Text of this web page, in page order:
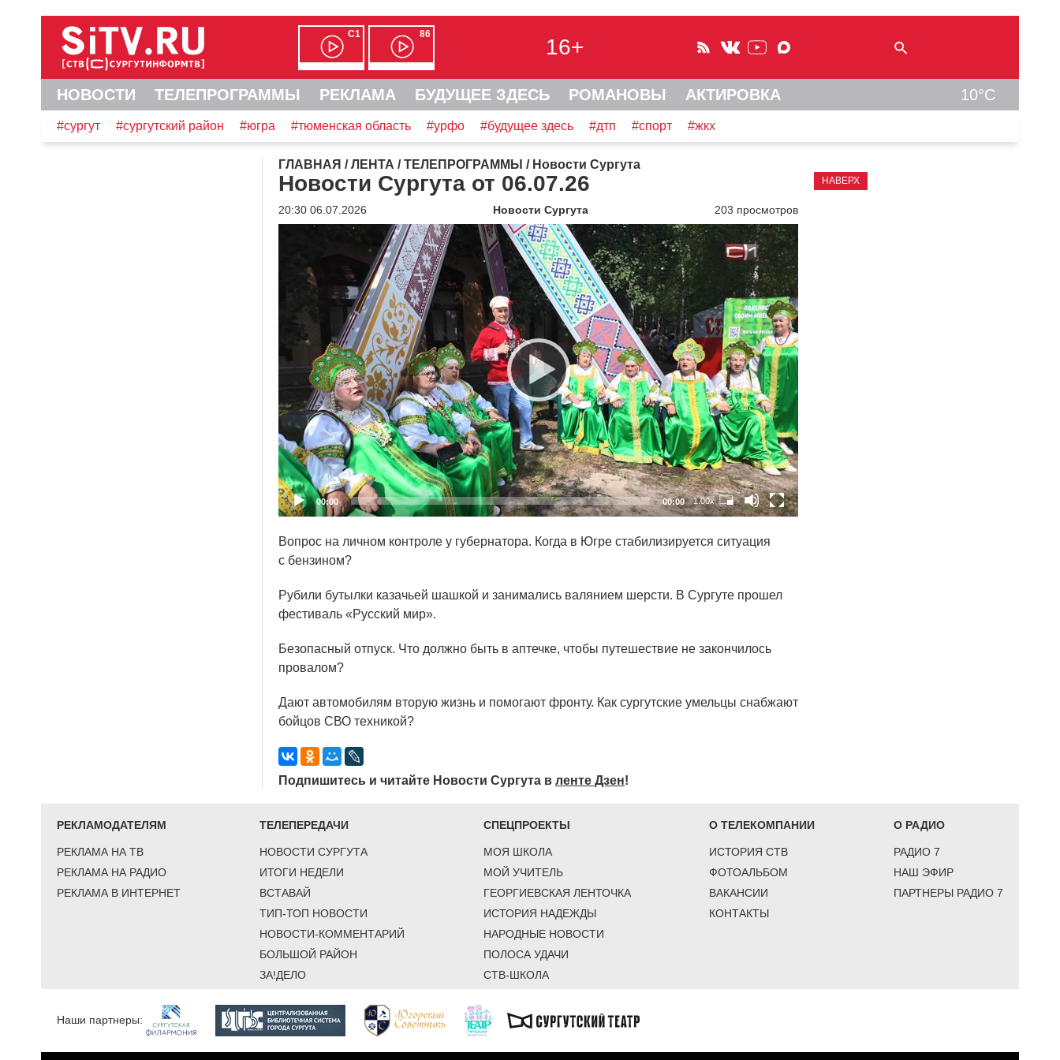
С1 86
16+
НОВОСТИ ТЕЛЕПРОГРАММЫ РЕКЛАМА БУДУЩЕЕ ЗДЕСЬ РОМАНОВЫ АКТИРОВКА 10°C
#сургут #сургутский район #югра #тюменская область #урфо #будущее здесь #дтп #спорт #жкх
ГЛАВНАЯ /ЛЕНТА /ТЕЛЕПРОГРАММЫ / Новости Сургута
Новости Сургута от 06.07.26
20:30 06.07.2026 Новости Сургута 203 просмотров
Видеоплеер
00:00 00:00 1.00x
Вопрос на личном контроле у губернатора. Когда в Югре стабилизируется ситуация
с бензином?
Рубили бутылки казачьей шашкой и занимались валянием шерсти. В Сургуте прошел
фестиваль «Русский мир».
Безопасный отпуск. Что должно быть в аптечке, чтобы путешествие не закончилось
провалом?
Дают автомобилям вторую жизнь и помогают фронту. Как сургутские умельцы снабжают
бойцов СВО техникой?
Подпишитесь и читайте Новости Сургута в ленте Дзен!
НАВЕРХ
РЕКЛАМОДАТЕЛЯМ
РЕКЛАМА НА ТВ
РЕКЛАМА НА РАДИО
РЕКЛАМА В ИНТЕРНЕТ
ТЕЛЕПЕРЕДАЧИ
НОВОСТИ СУРГУТА
ИТОГИ НЕДЕЛИ
ВСТАВАЙ
ТИП-ТОП НОВОСТИ
НОВОСТИ-КОММЕНТАРИЙ
БОЛЬШОЙ РАЙОН
ЗА!ДЕЛО
СПЕЦПРОЕКТЫ
МОЯ ШКОЛА
МОЙ УЧИТЕЛЬ
ГЕОРГИЕВСКАЯ ЛЕНТОЧКА
ИСТОРИЯ НАДЕЖДЫ
НАРОДНЫЕ НОВОСТИ
ПОЛОСА УДАЧИ
СТВ-ШКОЛА
О ТЕЛЕКОМПАНИИ
ИСТОРИЯ СТВ
ФОТОАЛЬБОМ
ВАКАНСИИ
КОНТАКТЫ
О РАДИО
РАДИО 7
НАШ ЭФИР
ПАРТНЕРЫ РАДИО 7
Наши партнеры: